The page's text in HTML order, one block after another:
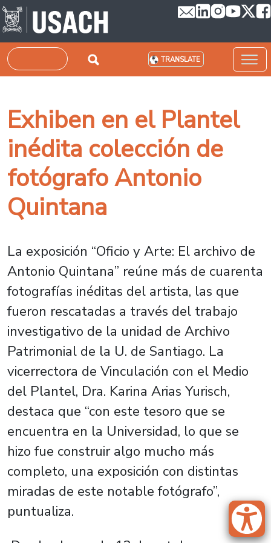
Skip to main content
Search TRANSLATE
Exhiben en el Plantel
inédita colección de
fotógrafo Antonio
Quintana
La exposición “Oficio y Arte: El archivo de
Antonio Quintana” reúne más de cuarenta
fotografías inéditas del artista, las que
fueron rescatadas a través del trabajo
investigativo de la unidad de Archivo
Patrimonial de la U. de Santiago. La
vicerrectora de Vinculación con el Medio
del Plantel, Dra. Karina Arias Yurisch,
destaca que “con este tesoro que se
encuentra en la Universidad, lo que se
hizo fue construir algo mucho más
completo, una exposición con distintas
miradas de este notable fotógrafo”,
puntualiza.